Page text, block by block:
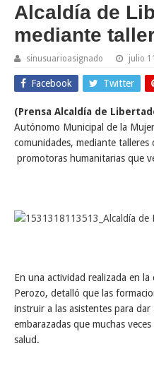
Alcaldía de
mediante
sinusuarioasignado julio
Facebook Twitter
(Prensa Alcaldía de
Autónomo Municipal de la
comunidades, mediante
promotoras humanitarias que
En una actividad realizada en la
Perozo, detalló que las
instruir a las asistentes para
embarazadas que muchas
salud.